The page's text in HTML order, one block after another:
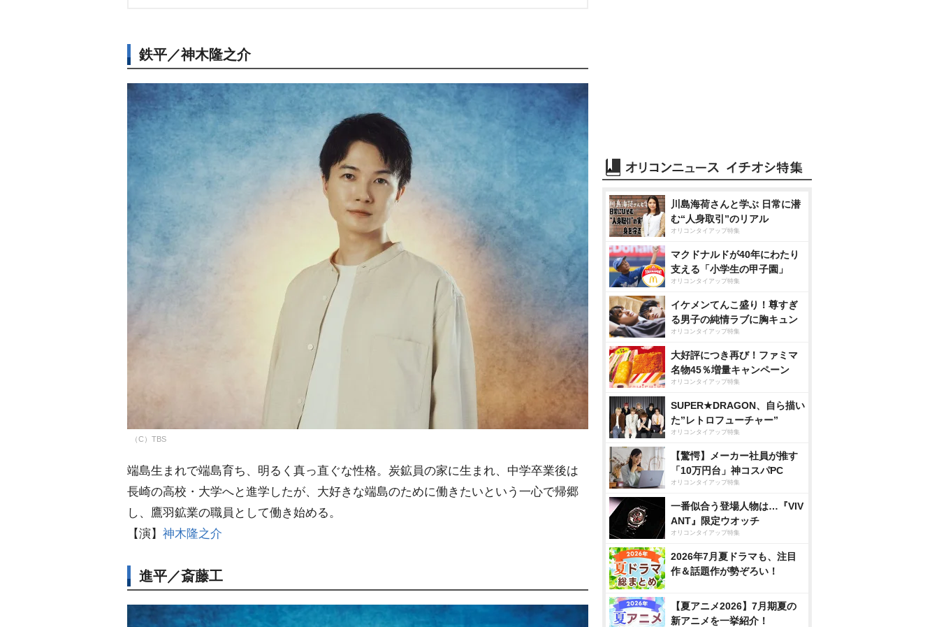
鉄平／神木隆之介
（C）TBS
端島生まれで端島育ち、明るく真っ直ぐな性格。炭鉱員の家に生まれ、中学卒業後は
長崎の高校・大学へと進学したが、大好きな端島のために働きたいという一心で帰郷
し、鷹羽鉱業の職員として働き始める。
【演】 神木隆之介
進平／斎藤工
川島海荷さんと学ぶ 日常に潜
む“人身取引”のリアル
オリコンタイアップ特集
マクドナルドが40年にわたり
支える「小学生の甲子園」
オリコンタイアップ特集
イケメンてんこ盛り！尊すぎ
る男子の純情ラブに胸キュン
オリコンタイアップ特集
大好評につき再び！ファミマ
名物45％増量キャンペーン
オリコンタイアップ特集
SUPER★DRAGON、自ら描い
た”レトロフューチャー”
オリコンタイアップ特集
【驚愕】メーカー社員が推す
「10万円台」神コスパPC
オリコンタイアップ特集
一番似合う登場人物は…『VIV
ANT』限定ウオッチ
オリコンタイアップ特集
2026年7月夏ドラマも、注目
作＆話題作が勢ぞろい！
【夏アニメ2026】7月期夏の
新アニメを一挙紹介！